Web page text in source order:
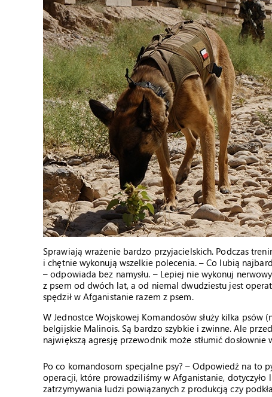
Sprawiają wrażenie bardzo przyjacielskich. Podczas
i chętnie wykonują wszelkie polecenia. – Co lubią
– odpowiada bez namysłu. – Lepiej nie wykonuj
z psem od dwóch lat, a od niemal dwudziestu jest
spędził w Afganistanie razem z psem.
W Jednostce Wojskowej Komandosów służy kilka
belgijskie Malinois. Są bardzo szybkie i zwinne. Ale
największą agresję przewodnik może stłumić dosłownie
Po co komandosom specjalne psy? – Odpowiedź na to
operacji, które prowadziliśmy w Afganistanie, dotyczyło
zatrzymywania ludzi powiązanych z produkcją czy